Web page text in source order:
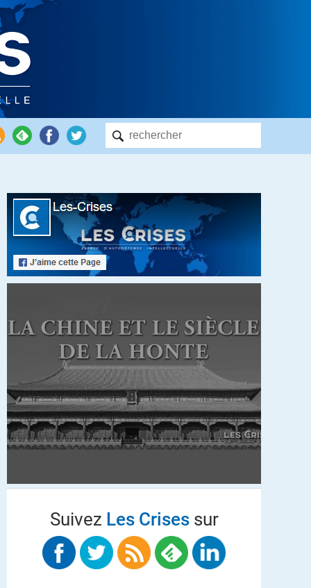
Suivez Les Crisessur